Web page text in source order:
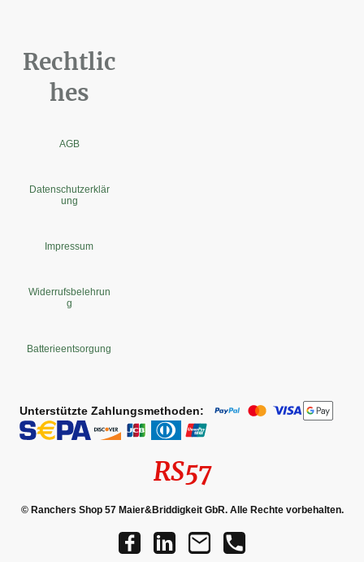
Rechtlic
hes
AGB
Datenschutzerklär
ung
Impressum
Widerrufsbelehrun
g
Batterieentsorgung
Unterstützte Zahlungsmethoden:
RS57
© Ranchers Shop 57 Maier&Briddigkeit GbR. Alle Rechte vorbehalten.